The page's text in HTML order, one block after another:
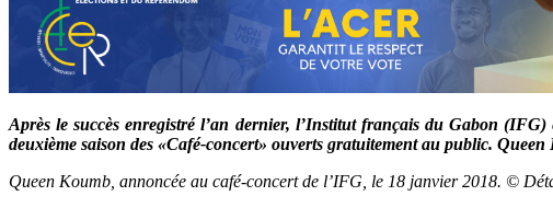
Après le succès enregistré l’an dernier, l’Institut français du Gabon
deuxième saison des «Café-concert» ouverts gratuitement au public. Queen
Queen Koumb, annoncée au café-concert de l’IFG, le 18 janvier 2018. ©